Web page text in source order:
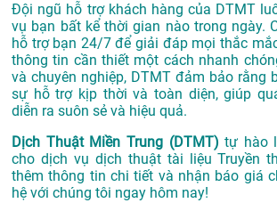
Đội ngũ hỗ trợ khách hàng của DTMT
vụ bạn bất kể thời gian nào trong ngày.
hỗ trợ bạn 24/7 để giải đáp mọi thắc
thông tin cần thiết một cách nhanh
và chuyên nghiệp, DTMT đảm bảo rằng
sự hỗ trợ kịp thời và toàn diện, giúp
diễn ra suôn sẻ và hiệu quả.
Dịch Thuật Miền Trung (DTMT) tự hào
cho dịch vụ dịch thuật tài liệu Truyền
thêm thông tin chi tiết và nhận báo giá
hệ với chúng tôi ngay hôm nay!